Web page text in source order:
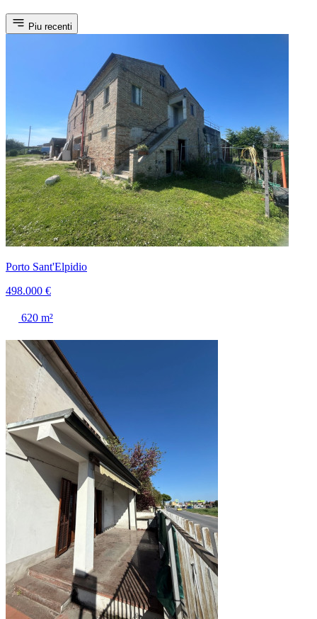
Piu recenti
Porto Sant'Elpidio
498.000 €
620 m²